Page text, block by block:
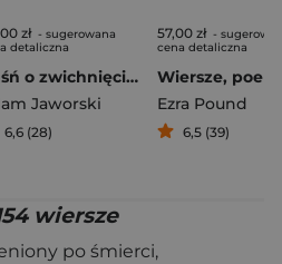
zł - sugerowana
detaliczna
Baśń o zwichnięciu stawu biodrowego
Jaworski
6,6 (28)
57,00 zł -
cena detaliczna
Ezra Pound
6,5 (39)
wiersze
po śmierci,